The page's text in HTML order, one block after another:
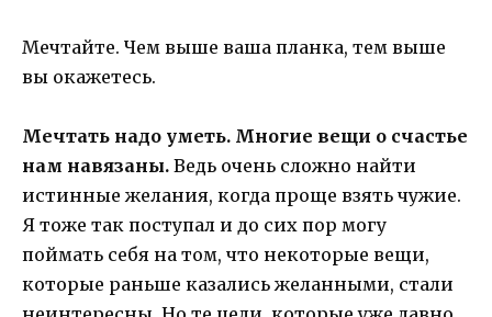
Мечтайте. Чем выше ваша планка, тем выше
вы окажетесь.
Мечтать надо уметь. Многие вещи о счастье
нам навязаны. Ведь очень сложно найти
истинные желания, когда проще взять чужие.
Я тоже так поступал и до сих пор могу
поймать себя на том, что некоторые вещи,
которые раньше казались желанными, стали